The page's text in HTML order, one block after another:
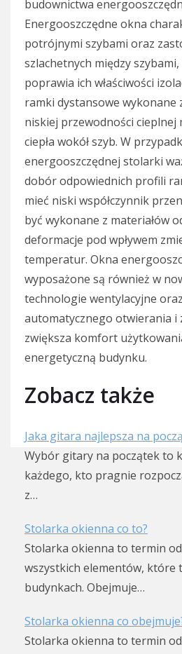
budownictwa
Energooszczędne okna
potrójnymi szybami oraz
szlachetnych między szybami,
poprawia ich właściwości
ramki dystansowe wykonane
niskiej przewodności
ciepła wokół szyb. W
energooszczędnej stolarki
dobór odpowiednich profili
mieć niski współczynnik
być wykonane z materiałów
deformacje pod wpływem
temperatur. Okna
wyposażone są również w
technologie wentylacyjne
automatycznego otwierania i
zwiększa komfort
energetyczną budynku.
Zobacz także
Jaka gitara najlepsza na
Wybór gitary na początek to
każdego, kto pragnie
z…
Stolarka okienna co to?
Stolarka okienna to termin
wszystkich elementów, które
budynkach. Obejmuje…
Stolarka okienna co
Stolarka okienna to termin